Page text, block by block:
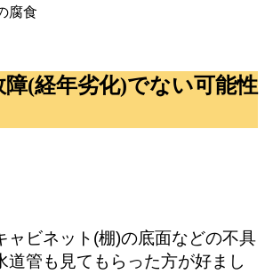
(経年劣化)でない可能性
ャビネット(棚)の底面などの不具
道管も見てもらった方が好まし